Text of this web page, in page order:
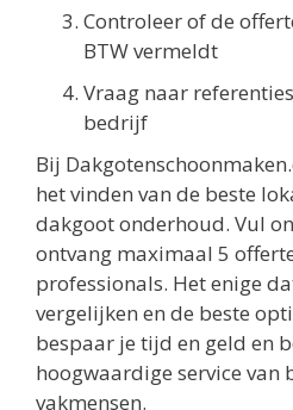
Controleer of de
BTW vermeldt
Vraag naar
bedrijf
Bij
het vinden van de beste
dakgoot onderhoud. Vul
ontvang maximaal 5
professionals. Het enige
vergelijken en de beste
bespaar je tijd en geld en
hoogwaardige service van
vakmensen.